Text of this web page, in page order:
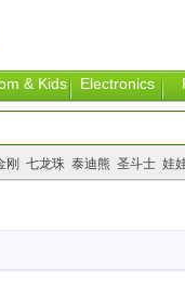
& Kids Electronics
刚 七龙珠 泰迪熊 圣斗士 娃